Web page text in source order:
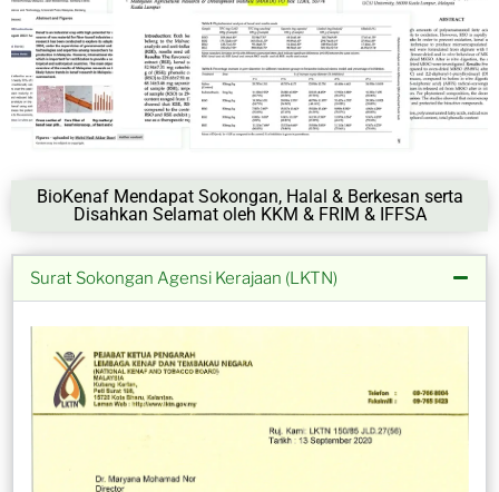
BioKenaf Mendapat Sokongan, Halal & Berkesan serta
Disahkan Selamat oleh KKM & FRIM & IFFSA
Surat Sokongan Agensi Kerajaan (LKTN)